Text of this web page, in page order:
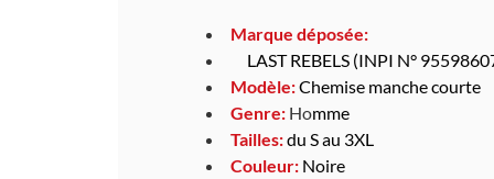
Marque déposée:
LAST REBELS (INPI N°
Modèle:Chemise manche courte
Genre: Homme
Tailles:du S au 3XL
Couleur: Noire